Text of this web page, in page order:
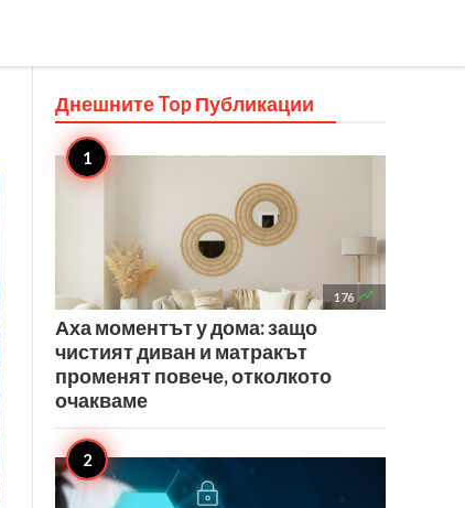
Днешните TopПубликации
176 
Аха моментът у дома: защо
чистият диван и матракът
променят повече, отколкото
очакваме